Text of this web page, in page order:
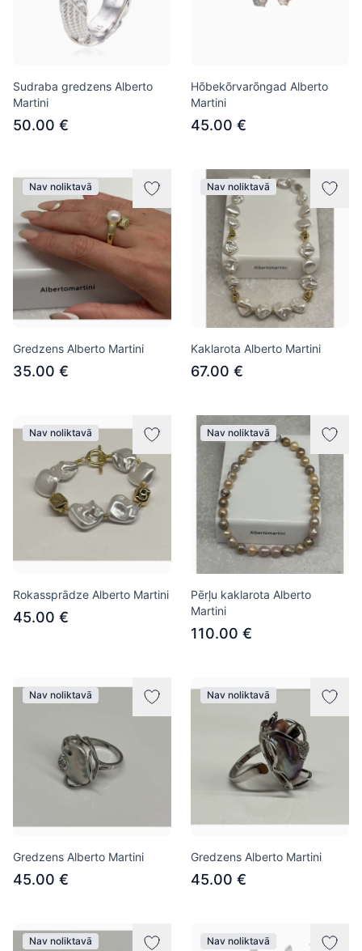
Sudraba gredzens Alberto
Martini
50.00 €
Hõbekõrvarõngad Alberto
Martini
45.00 €
Nav noliktavā
Gredzens Alberto Martini
35.00 €
Nav noliktavā
Kaklarota Alberto Martini
67.00 €
Nav noliktavā
Rokassprādze Alberto Martini
45.00 €
Nav noliktavā
Pērļu kaklarota Alberto
Martini
110.00 €
Nav noliktavā
Gredzens Alberto Martini
45.00 €
Nav noliktavā
Gredzens Alberto Martini
45.00 €
Nav noliktavā Nav noliktavā